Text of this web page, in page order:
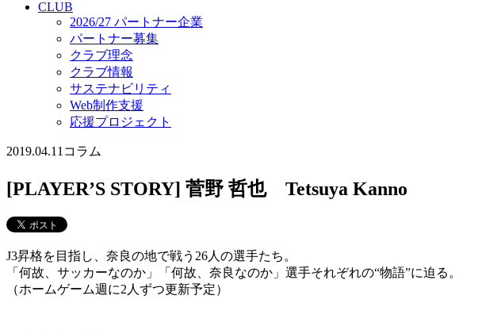
CLUB
2026/27 パートナー企業
パートナー募集
クラブ理念
クラブ情報
サステナビリティ
Web制作支援
応援プロジェクト
2019.04.11 コラム
[PLAYER’S STORY] 菅野 哲也 Tetsuya Kanno
J3昇格を目指し、奈良の地で戦う26人の選手たち。
「何故、サッカーなのか」「何故、奈良なのか」選手それぞれの“物語”に迫る。
（ホームゲーム週に2人ずつ更新予定）